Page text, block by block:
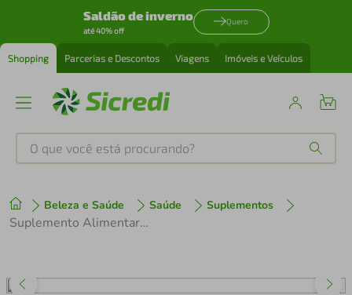
Saldão de inverno
até 40% off
Quero
Shopping Parcerias e Descontos Viagens Imóveis e Veículos
O que você está procurando?
Beleza e Saúde Saúde Suplementos
Suplemento Alimentar Collagen Protein Neutro Puravida V2 450g
1º tenis